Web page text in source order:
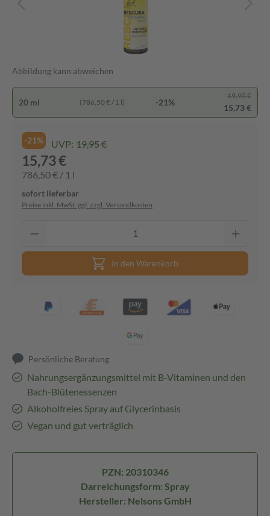
Abbildung kann abweichen
20 ml (786,50 € / 1 l) -21%
19,95 €
15,73 €
-21% UVP: 19,95 €
15,73 €
786,50 € / 1 l
sofort lieferbar
Preise inkl. MwSt. ggf. zzgl. Versandkosten
In den Warenkorb
Persönliche Beratung
Nahrungsergänzungsmittel mit B-Vitaminen und den
Bach-Blütenessenzen
Alkoholfreies Spray auf Glycerinbasis
Vegan und gut verträglich
PZN: 20310346
Darreichungsform: Spray
Hersteller: Nelsons GmbH